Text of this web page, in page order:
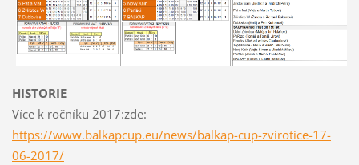
HISTORIE
Více k ročníku 2017:zde:
https://www.balkapcup.eu/news/balkap-cup-zvirotice-17-
06-2017/